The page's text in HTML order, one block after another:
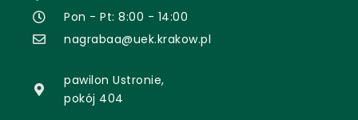
Pon - Pt: 8:00 - 14:00
nagrabaa@uek.krakow.pl
pawilon Ustronie,
pokój 404